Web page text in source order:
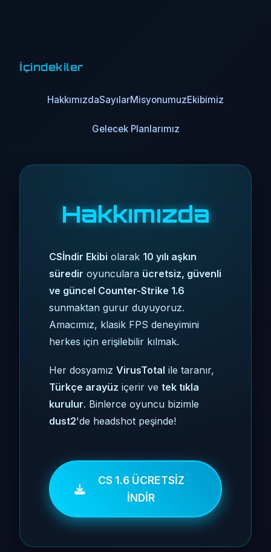
İçindekiler
HakkımızdaSayılarMisyonumuzEkibimiz
Gelecek Planlarımız
Hakkımızda
CSİndir Ekibi olarak 10 yılı aşkın
süredir oyunculara ücretsiz, güvenli
ve güncel Counter-Strike 1.6
sunmaktan gurur duyuyoruz.
Amacımız, klasik FPS deneyimini
herkes için erişilebilir kılmak.
Her dosyamız VirusTotal ile taranır,
Türkçe arayüz içerir ve tek tıkla
kurulur. Binlerce oyuncu bizimle
dust2'de headshot peşinde!
CS 1.6 ÜCRETSİZ
İNDİR